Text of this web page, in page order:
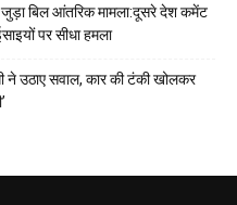
जुड़ा बिल आंतरिक मामला:दूसरे देश कमेंट
पर सीधा हमला
ने उठाए सवाल, कार की टंकी खोलकर